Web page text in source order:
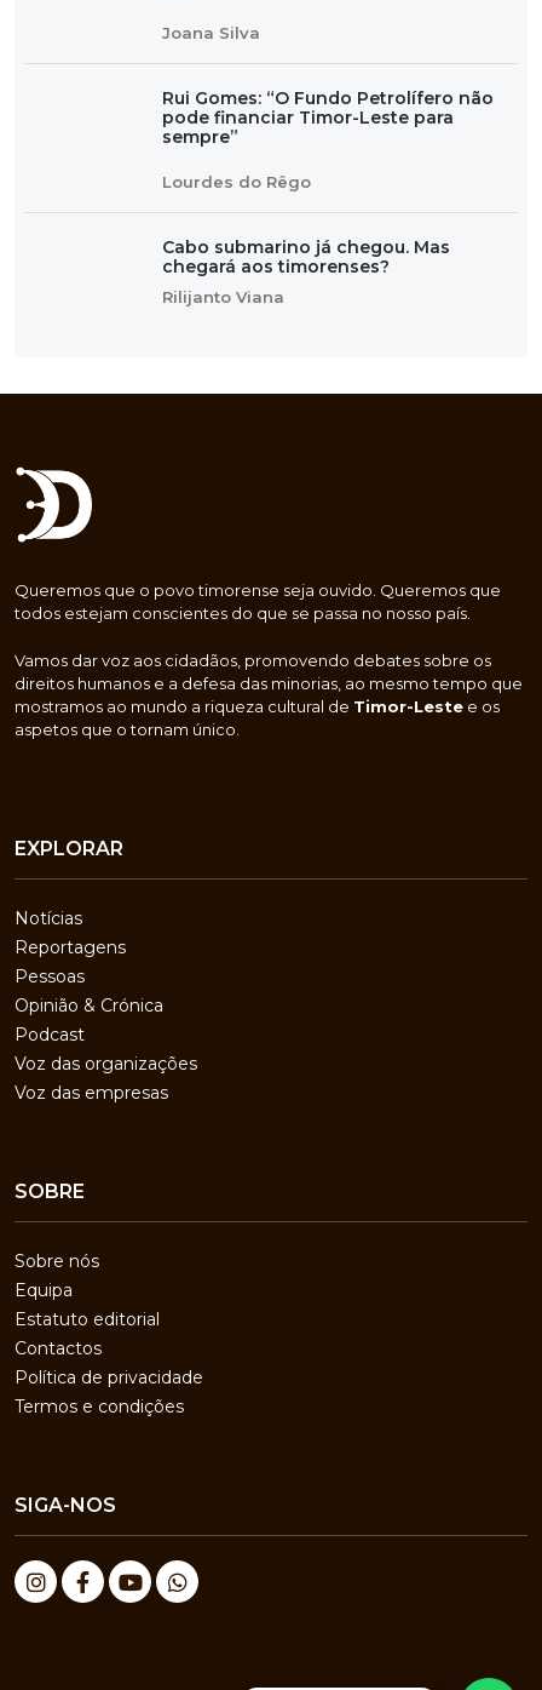
Joana Silva
Rui Gomes: “O Fundo Petrolífero não
pode financiar Timor-Leste para
sempre”
Lourdes do Rêgo
Cabo submarino já chegou. Mas
chegará aos timorenses?
Rilijanto Viana
Queremos que o povo timorense seja ouvido. Queremos que
todos estejam conscientes do que se passa no nosso país.
Vamos dar voz aos cidadãos, promovendo debates sobre os
direitos humanos e a defesa das minorias, ao mesmo tempo que
mostramos ao mundo a riqueza cultural de Timor-Leste e os
aspetos que o tornam único.
EXPLORAR
Notícias
Reportagens
Pessoas
Opinião & Crónica
Podcast
Voz das organizações
Voz das empresas
SOBRE
Sobre nós
Equipa
Estatuto editorial
Contactos
Política de privacidade
Termos e condições
SIGA-NOS